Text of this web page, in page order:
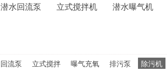
潜水回流泵 立式搅拌机 潜水曝气机
回流泵 立式搅拌 曝气充氧 排污泵 除污机